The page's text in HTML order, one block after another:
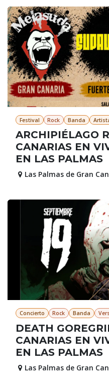
Festival Rock Banda
ARCHIPIÉLAGO
CANARIAS EN
EN LAS PALMAS
Las Palmas de Gran
Concierto Rock Banda
DEATH
CANARIAS EN
EN LAS PALMAS
Las Palmas de Gran